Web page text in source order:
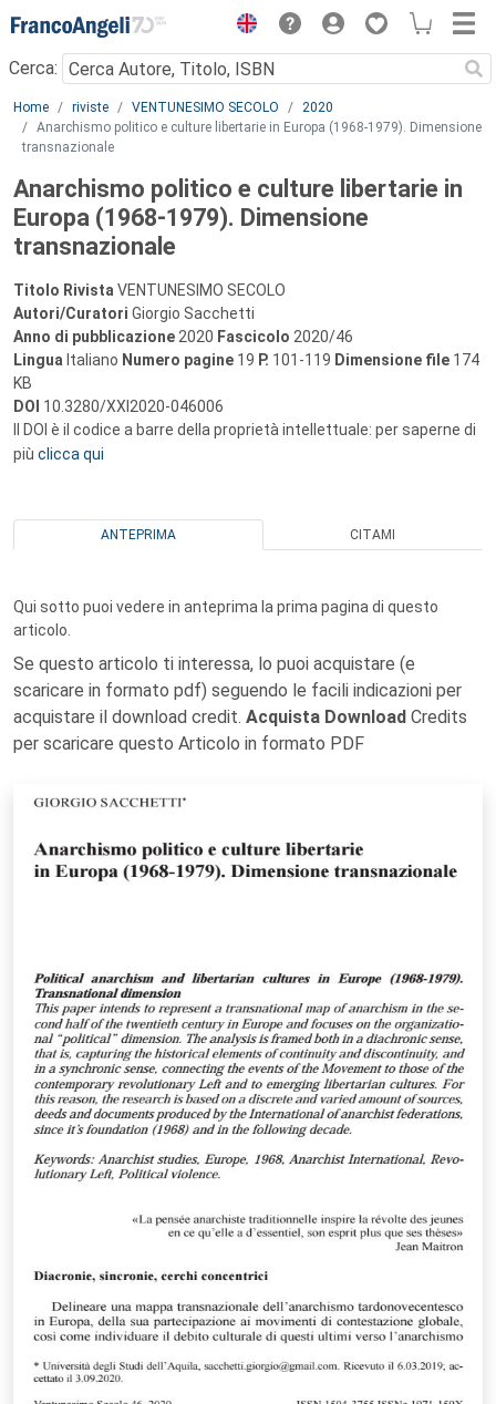
Menu
Cerca:
Main content
Home riviste VENTUNESIMO SECOLO
2020
Anarchismo politico e culture libertarie in Europa (1968-1979). Dimensione
transnazionale
Anarchismo politico e culture libertarie in
Europa (1968-1979). Dimensione
transnazionale
Titolo Rivista VENTUNESIMO SECOLO
Autori/Curatori Giorgio Sacchetti
Anno di pubblicazione 2020 Fascicolo 2020/46
Lingua Italiano Numero pagine 19 P. 101-119 Dimensione file 174
KB
DOI 10.3280/XXI2020-046006
Il DOI è il codice a barre della proprietà intellettuale: per saperne di
più clicca qui
ANTEPRIMA CITAMI
Qui sotto puoi vedere in anteprima la prima pagina di questo
articolo.
Se questo articolo ti interessa, lo puoi acquistare (e
scaricare in formato pdf) seguendo le facili indicazioni per
acquistare il download credit. Acquista Download Credits
per scaricare questo Articolo in formato PDF